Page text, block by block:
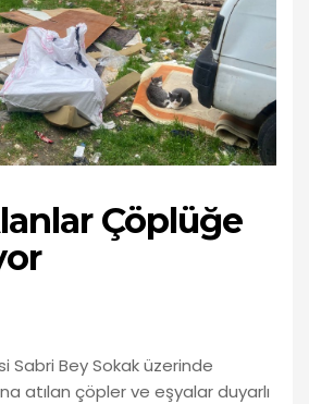
Çöplüğe
Sabri Bey Sokak üzerinde
atılan çöpler ve eşyalar duyarlı